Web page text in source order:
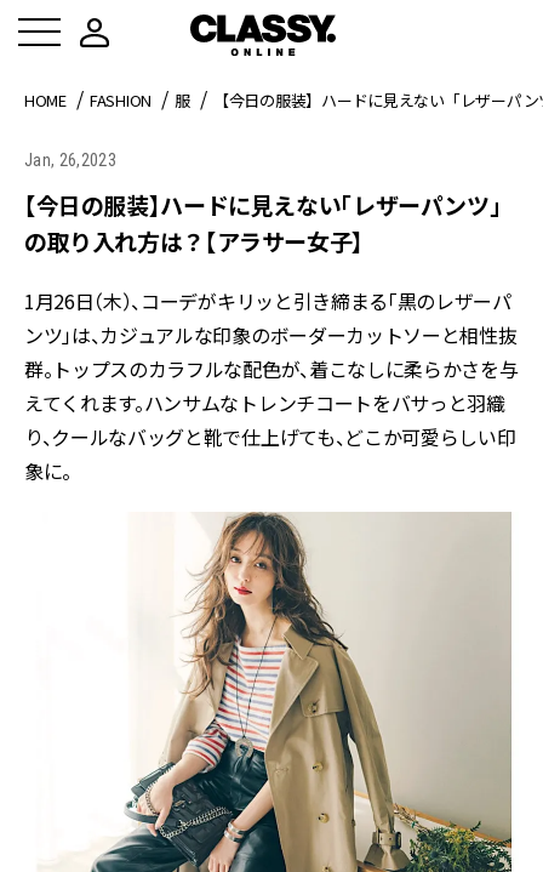
HOME FASHION 服 【今日の服装】ハードに見えない「レザーパ
Jan, 26,2023
【今日の服装】ハードに見えない「レザーパンツ」
の取り入れ方は？【アラサー女子】
1月26日（木）、コーデがキリッと引き締まる「黒のレザーパ
ンツ」は、カジュアルな印象のボーダーカットソーと相性抜
群。トップスのカラフルな配色が、着こなしに柔らかさを与
えてくれます。ハンサムなトレンチコートをバサっと羽織
り、クールなバッグと靴で仕上げても、どこか可愛らしい印
象に。